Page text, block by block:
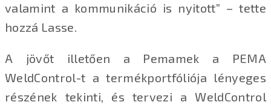
valamint a kommunikáció is nyitott” – tette
hozzá Lasse.
A jövőt illetően a Pemamek a PEMA
WeldControl-t a termékportfóliója lényeges
részének tekinti, és tervezi a WeldControl